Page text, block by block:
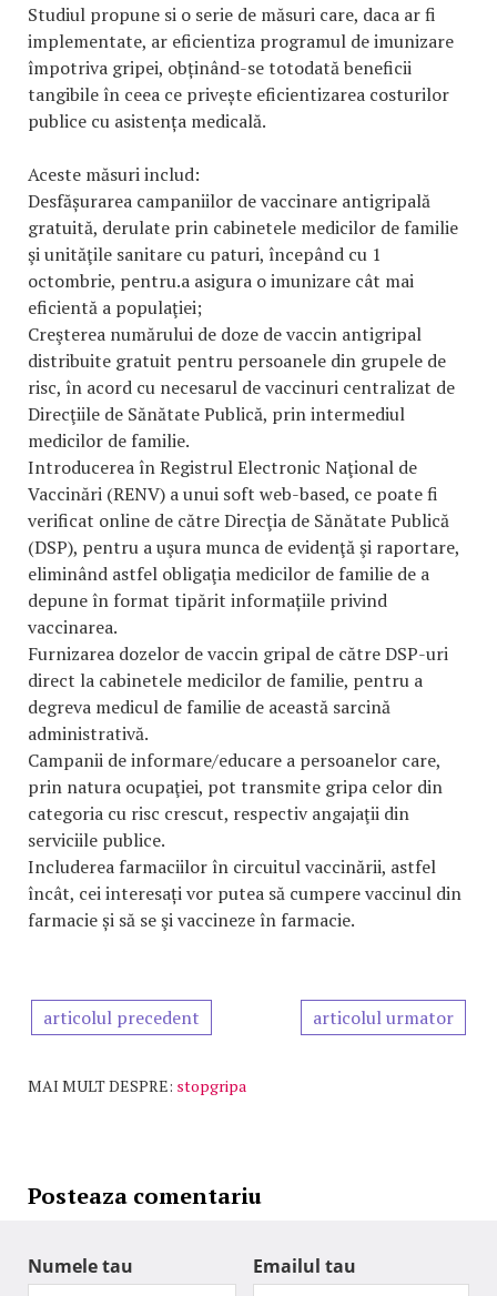
Studiul propune si o serie de măsuri care, daca ar fi
implementate, ar eficientiza programul de imunizare
împotriva gripei, obținând-se totodată beneficii
tangibile în ceea ce privește eficientizarea costurilor
publice cu asistența medicală.
Aceste măsuri includ:
Desfășurarea campaniilor de vaccinare antigripală
gratuită, derulate prin cabinetele medicilor de familie
şi unităţile sanitare cu paturi, începând cu 1
octombrie, pentru.a asigura o imunizare cât mai
eficientă a populaţiei;
Creşterea numărului de doze de vaccin antigripal
distribuite gratuit pentru persoanele din grupele de
risc, în acord cu necesarul de vaccinuri centralizat de
Direcţiile de Sănătate Publică, prin intermediul
medicilor de familie.
Introducerea în Registrul Electronic Naţional de
Vaccinări (RENV) a unui soft web-based, ce poate fi
verificat online de către Direcţia de Sănătate Publică
(DSP), pentru a uşura munca de evidenţă şi raportare,
eliminând astfel obligaţia medicilor de familie de a
depune în format tipărit informațiile privind
vaccinarea.
Furnizarea dozelor de vaccin gripal de către DSP-uri
direct la cabinetele medicilor de familie, pentru a
degreva medicul de familie de această sarcină
administrativă.
Campanii de informare/educare a persoanelor care,
prin natura ocupaţiei, pot transmite gripa celor din
categoria cu risc crescut, respectiv angajaţii din
serviciile publice.
Includerea farmaciilor în circuitul vaccinării, astfel
încât, cei interesați vor putea să cumpere vaccinul din
farmacie și să se şi vaccineze în farmacie.
articolul precedent articolul urmator
MAI MULT DESPRE: stopgripa
Posteaza comentariu
Numele tau Emailul tau